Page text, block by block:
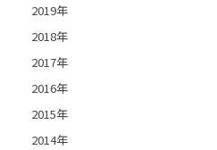
2019年
2018年
2017年
2016年
2015年
2014年